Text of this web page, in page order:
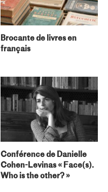
Brocante de livres en
français
Conférence de Danielle
Cohen-Levinas « Face(s).
Who is the other? »